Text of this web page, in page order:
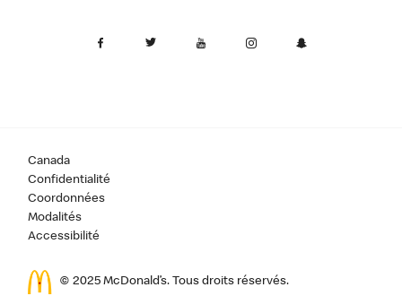
Canada
Confidentialité
Coordonnées
Modalités
Accessibilité
© 2025 McDonald’s. Tous droits réservés.